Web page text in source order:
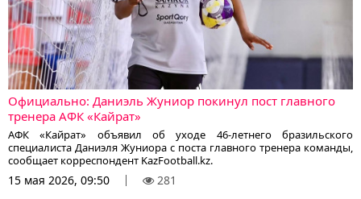
Официально: Даниэль Жуниор покинул пост главного
тренера АФК «Кайрат»
АФК «Кайрат» объявил об уходе 46-летнего бразильского
специалиста Даниэля Жуниора с поста главного тренера команды,
сообщает корреспондент KazFootball.kz.
15 мая 2026, 09:50 281